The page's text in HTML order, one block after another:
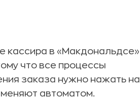
кассира в «Макдональдсе»
что все процессы
заказа нужно нажать на
автоматом.